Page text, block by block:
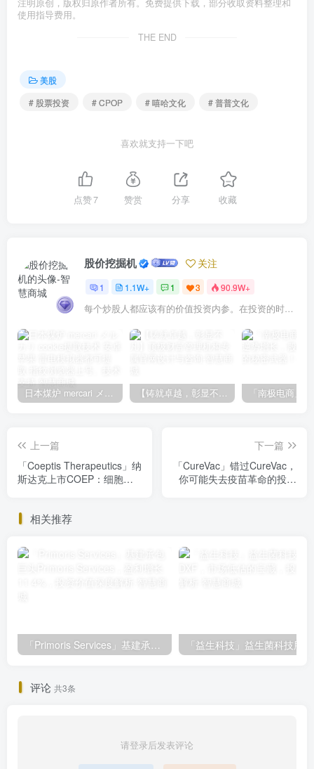
注明原创，版权归原作者所有。免费提供下载，部分收取资料整理和
使用指导费用。
THE END
美股
# 股票投资
# CPOP # 嘻哈文化 # 普普文化
喜欢就支持一下吧
点赞7 赞赏 分享 收藏
股价挖掘机 关注
1 1.1W+ 1 3 90.9W+
每个炒股人都应该有的价值投资内参。在投资的时候，我们把自己看成是企业分析师——而不是市场分析师，也不是宏观经济分析师，更不是证券分析师。
日本煤炉 mercari メルカリ cookie提取技术 安卓 苹果 雷电模拟器都可提取,指纹浏览器上号。技术支持 【铸就卓越，彰显不凡】顶级财富管理机构专属官网设计与咨询
上一篇
「Coeptis Therapeutics」纳
斯达克上市COEP：细胞疗
下一篇
「CureVac」错过CureVac，
你可能失去疫苗革命的投资
相关推荐
「Primoris Services」基建承包巨头Primoris Services，盈利增长11.4%，投资价值深度解析
评论 共3条
请登录后发表评论